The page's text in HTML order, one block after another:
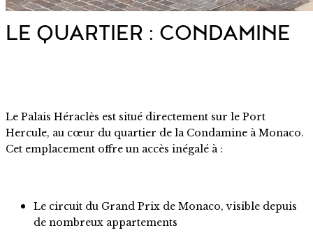
LE QUARTIER : CONDAMINE
Le Palais Héraclès est situé directement sur le Port
Hercule, au cœur du quartier de la Condamine à Monaco.
Cet emplacement offre un accès inégalé à :
Le circuit du Grand Prix de Monaco, visible depuis
de nombreux appartements